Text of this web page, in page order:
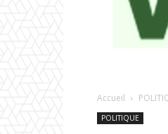
Accueil
POLITIQUE